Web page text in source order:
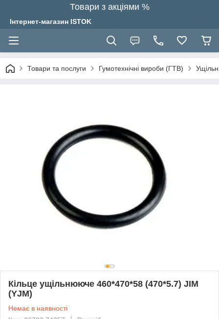
Товари з акціями %
Інтернет-магазин ISTOK
Товари та послуги Гумотехнічні вироби (ГТВ)
Кільце ущільнююче 460*470*58 (470*5.7) JIM
(YJM)
Немає в наявності